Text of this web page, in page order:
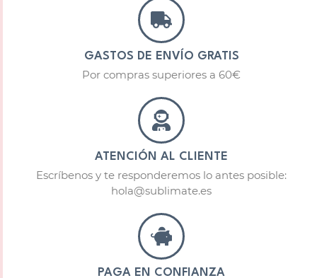
GASTOS DE ENVÍO GRATIS
Por compras superiores a 60€
ATENCIÓN AL CLIENTE
Escríbenos y te responderemos lo antes posible:
hola@sublimate.es
PAGA EN CONFIANZA